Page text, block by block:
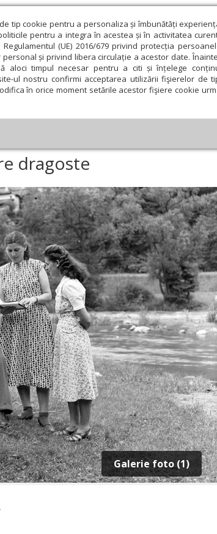
tip cookie pentru a personaliza și îmbunătăți
pentru a integra în acestea și în activitatea
(UE) 2016/679 privind protecția
și privind libera circulație a acestor date.
aloci timpul necesar pentru a citi și înțelege
ul nostru confirmi acceptarea utilizării fişierelor de
în orice moment setările acestor fişiere cookie
Comunicate de presă
spiritualitate Educaţie și Cultură
care grăiește despre dragoste
dragoste
Galerie foto (1)
Martie Aprilie Mai